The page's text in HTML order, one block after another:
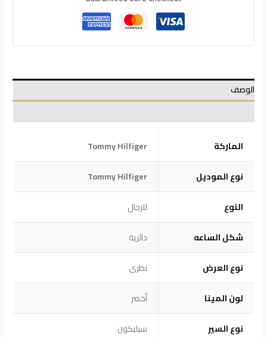
الوصف
الماركة
Tommy Hilfiger
نوع الموديل
Tommy Hilfiger
النوع
للرجال
شكل الساعه
دائرية
نوع العرض
نظرى
لون المينا
أخضر
نوع السير
سيليكون